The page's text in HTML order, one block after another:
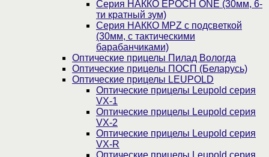
Серия НАККО EPOCH ONE (30мм, 6-
ти кратный зум)
Серия НАККО MPZ с подсветкой
(30мм, c тактическими
барабанчиками)
Оптические прицелы Пилад Вологда
Оптические прицелы ПОСП (Беларусь)
Оптические прицелы LEUPOLD
Оптические прицелы Leupold серия
VX-1
Оптические прицелы Leupold серия
VX-2
Оптические прицелы Leupold серия
VX-R